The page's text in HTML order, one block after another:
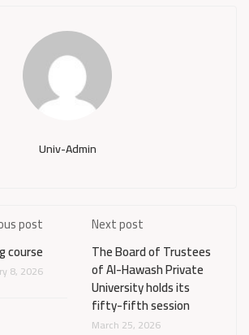
Univ-Admin
post
course
8, 2026
Next post
The Board of Trustees
of Al-Hawash Private
University holds its
fifty-fifth session
March 25, 2026